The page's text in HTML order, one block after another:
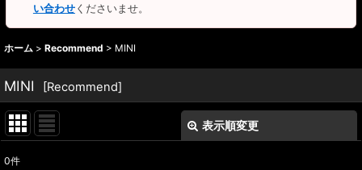
い合わせくださいませ。
ホーム > Recommend > MINI
MINI [Recommend]
表示順変更
0件